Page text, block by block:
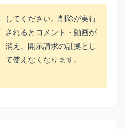
してください。削除が実行
されるとコメント・動画が
消え、開示請求の証拠とし
て使えなくなります。